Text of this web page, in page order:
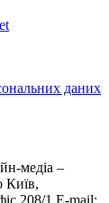
даних
медіа –
Київ,